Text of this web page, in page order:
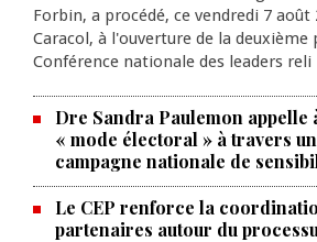
Forbin, a procédé, ce vendredi 7 août
Caracol, à l'ouverture de la deuxième
Conférence nationale des leaders reli
Dre Sandra Paulemon appelle
« mode électoral » à travers
campagne nationale de
Le CEP renforce la
partenaires autour du